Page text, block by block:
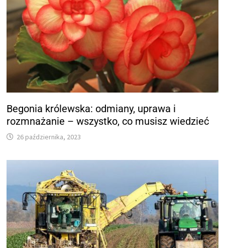
Begonia królewska: odmiany, uprawa i
rozmnażanie – wszystko, co musisz wiedzieć
26 października, 2023